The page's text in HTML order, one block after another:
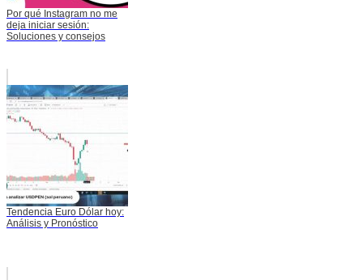
Por qué Instagram no me
deja iniciar sesión:
Soluciones y consejos
Tendencia Euro Dólar hoy:
Análisis y Pronóstico